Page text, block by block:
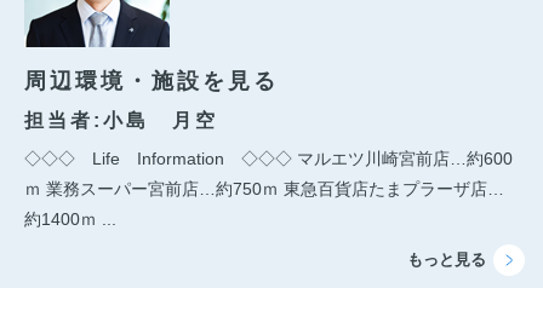
周辺環境・施設を見る
担当者:小島 月空
◇◇◇ Life Information ◇◇◇ マルエツ川崎宮前店…約600
ｍ 業務スーパー宮前店…約750ｍ 東急百貨店たまプラーザ店…
約1400ｍ ...